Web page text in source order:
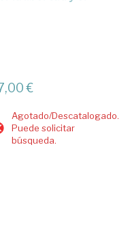
€
Agotado/Descatalogado.
Puede solicitar
búsqueda.